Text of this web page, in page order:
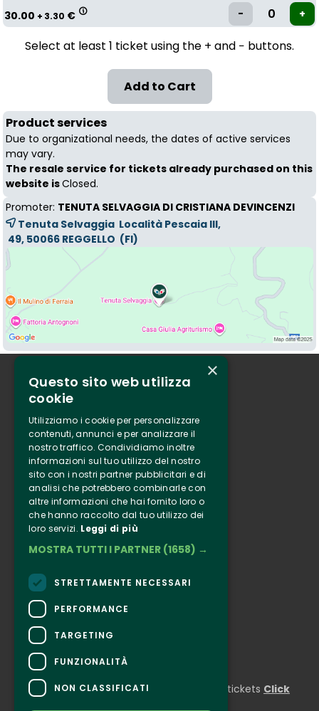
30.00 + 3.30 €
Select at least 1 ticket using the + and − buttons.
Product services
Due to organizational needs, the dates of active services
may vary.
The resale service for tickets already purchased on this
website isClosed.
Promoter: TENUTA SELVAGGIA DI CRISTIANA DEVINCENZI
Tenuta Selvaggia Località Pescaia III,
49, 50066 REGGELLO (FI)
Who we are
Tenuta Selvaggia
Contacts
Online ticketing
Clappit
Information
Follow Us
Facebook
Connect
CONTACTS
For information and support in purchasing tickets Click
×
Questo sito web utilizza
cookie
Utilizziamo i cookie per personalizzare
contenuti, annunci e per analizzare il
nostro traffico. Condividiamo inoltre
informazioni sul tuo utilizzo del nostro
sito con i nostri partner pubblicitari e di
analisi che potrebbero combinarle con
altre informazioni che hai fornito loro o
che hanno raccolto dal tuo utilizzo dei
loro servizi. Leggi di più
MOSTRA TUTTI I PARTNER (1658) →
STRETTAMENTE NECESSARI
PERFORMANCE
TARGETING
FUNZIONALITÀ
NON CLASSIFICATI